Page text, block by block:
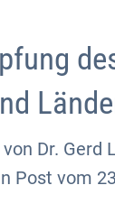
Dr. Gerd
Post vom